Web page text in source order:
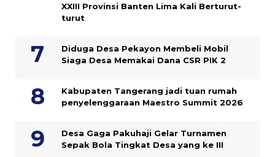
XXIII Provinsi Banten Lima Kali Berturut-
turut
Diduga Desa Pekayon Membeli Mobil
Siaga Desa Memakai Dana CSR PIK 2
Kabupaten Tangerang jadi tuan rumah
penyelenggaraan Maestro Summit 2026
Desa Gaga Pakuhaji Gelar Turnamen
Sepak Bola Tingkat Desa yang ke III